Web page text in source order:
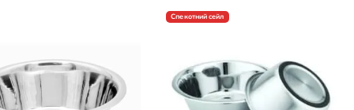
Спекотний сейл